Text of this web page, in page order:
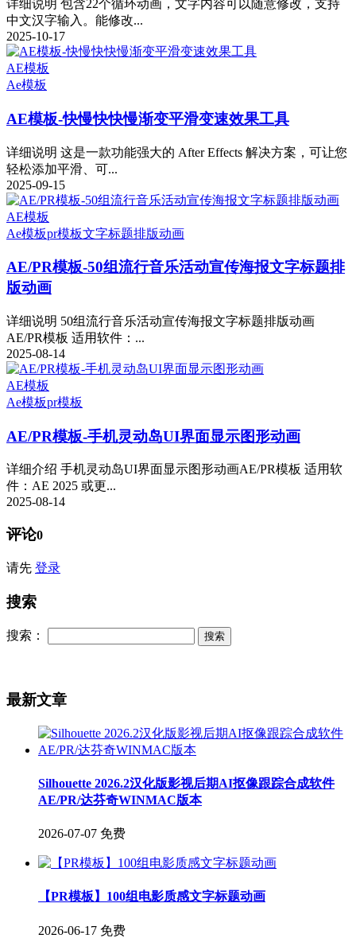
详细说明 包含22个循环动画，文字内容可以随意修改，支持
中文汉字输入。能修改...
2025-10-17
AE模板
Ae模板
AE模板-快慢快快慢渐变平滑变速效果工具
详细说明 这是一款功能强大的 After Effects 解决方案，可让您
轻松添加平滑、可...
2025-09-15
AE模板
Ae模板pr模板文字标题排版动画
AE/PR模板-50组流行音乐活动宣传海报文字标题排
版动画
详细说明 50组流行音乐活动宣传海报文字标题排版动画
AE/PR模板 适用软件：...
2025-08-14
AE模板
Ae模板pr模板
AE/PR模板-手机灵动岛UI界面显示图形动画
详细介绍 手机灵动岛UI界面显示图形动画AE/PR模板 适用软
件：AE 2025 或更...
2025-08-14
评论0
请先 登录
搜索
搜索：
最新文章
Silhouette 2026.2汉化版影视后期AI抠像跟踪合成软件
AE/PR/达芬奇WINMAC版本
2026-07-07 免费
【PR模板】100组电影质感文字标题动画
2026-06-17 免费